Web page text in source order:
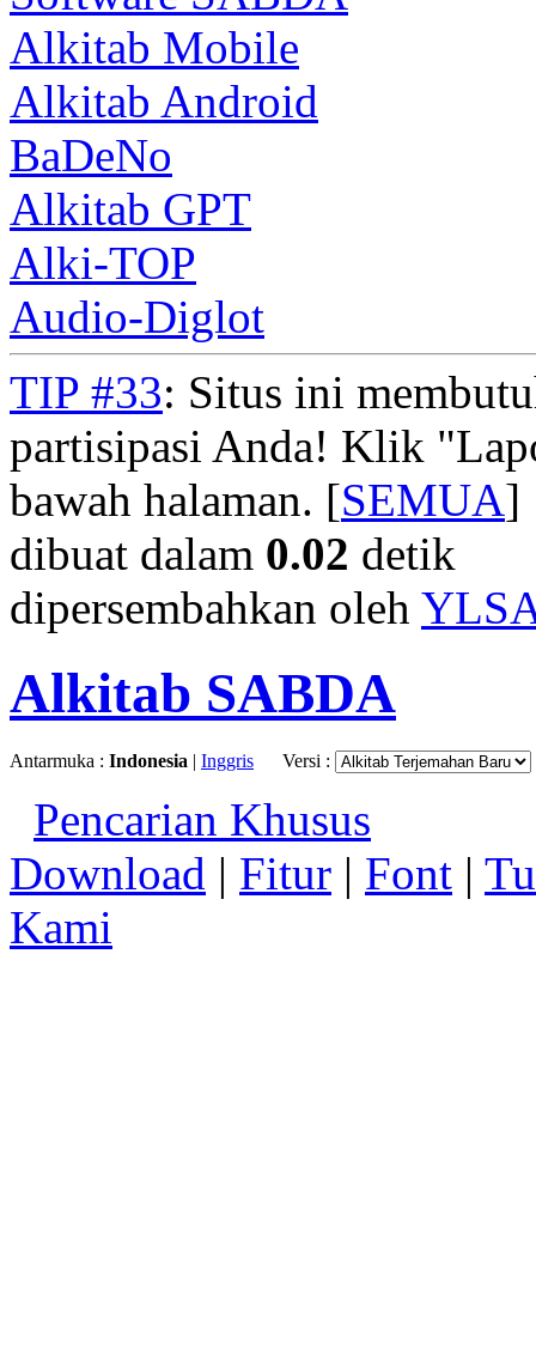
Alkitab Mobile
Alkitab Android
BaDeNo
Alkitab GPT
Alki-TOP
Audio-Diglot
TIP #33: Situs ini
partisipasi Anda! Klik
bawah halaman. [SEMUA]
dibuat dalam 0.02 detik
dipersembahkan oleh
Alkitab SABDA
Antarmuka : Indonesia | Inggris Versi :
Pencarian Khusus
Download | Fitur | Font |
Kami